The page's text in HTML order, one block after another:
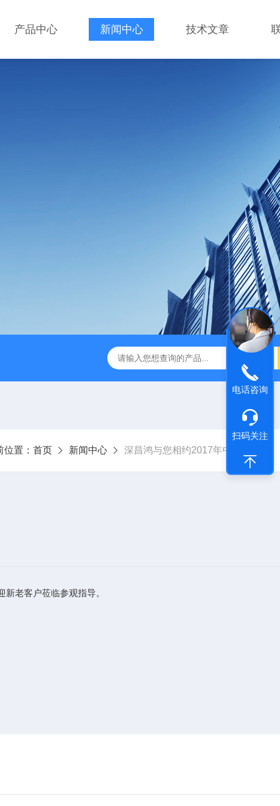
产品中心 新闻中心 技术文章
3E型深昌鸿 实用型COD测定仪 CHCM-101型CODMn测
位置： 首页 新闻中心 深昌鸿与您相约2017年中国（广州
老客户莅临参观指导。
电话咨询
扫码关注